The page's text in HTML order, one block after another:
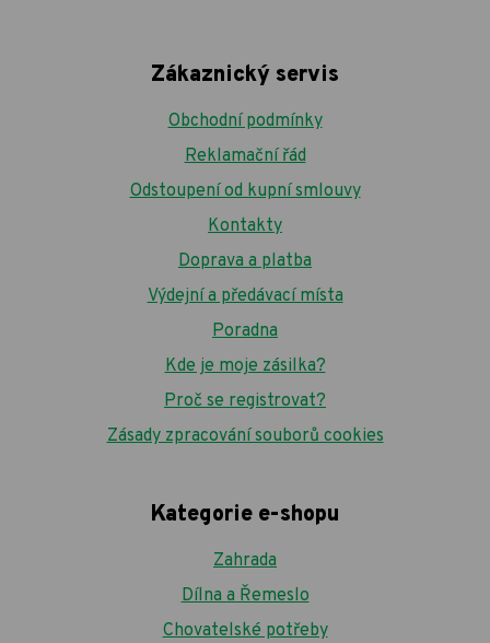
Zákaznický servis
Obchodní podmínky
Reklamační řád
Odstoupení od kupní smlouvy
Kontakty
Doprava a platba
Výdejní a předávací místa
Poradna
Kde je moje zásilka?
Proč se registrovat?
Zásady zpracování souborů cookies
Kategorie e-shopu
Zahrada
Dílna a Řemeslo
Chovatelské potřeby